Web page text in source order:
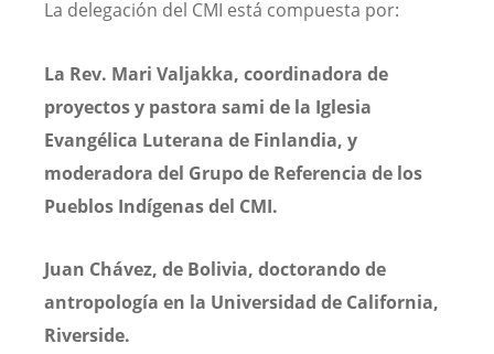
La delegación del CMI está compuesta por:
La Rev. Mari Valjakka, coordinadora de
proyectos y pastora sami de la Iglesia
Evangélica Luterana de Finlandia, y
moderadora del Grupo de Referencia de los
Pueblos Indígenas del CMI.
Juan Chávez, de Bolivia, doctorando de
antropología en la Universidad de California,
Riverside.